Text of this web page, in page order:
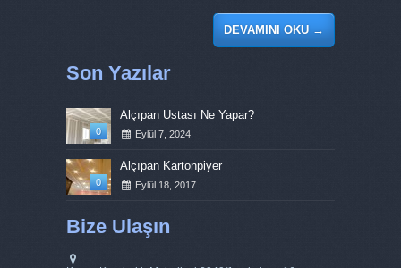
DEVAMINI OKU→
Son Yazılar
0
Alçıpan Ustası Ne Yapar?
Eylül 7, 2024
0
Alçıpan Kartonpiyer
Eylül 18, 2017
Bize Ulaşın